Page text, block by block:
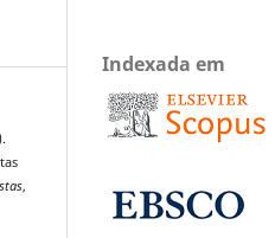
,
Indexada em